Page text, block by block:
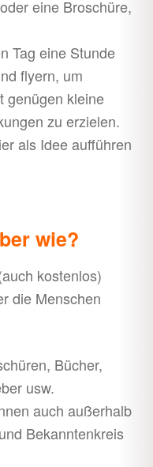
öffnen
öffnen
öffnen
öffnen
öffnen
öffnen
eine Broschüre,
Tag eine Stunde
flyern, um
genügen kleine
zu erzielen.
als Idee aufführen
wie?
kostenlos)
die Menschen
Bücher,
usw.
auch außerhalb
Bekanntenkreis